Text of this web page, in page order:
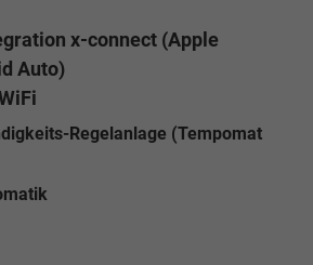
x-connect (Apple
Auto)
Regelanlage (Tempomat